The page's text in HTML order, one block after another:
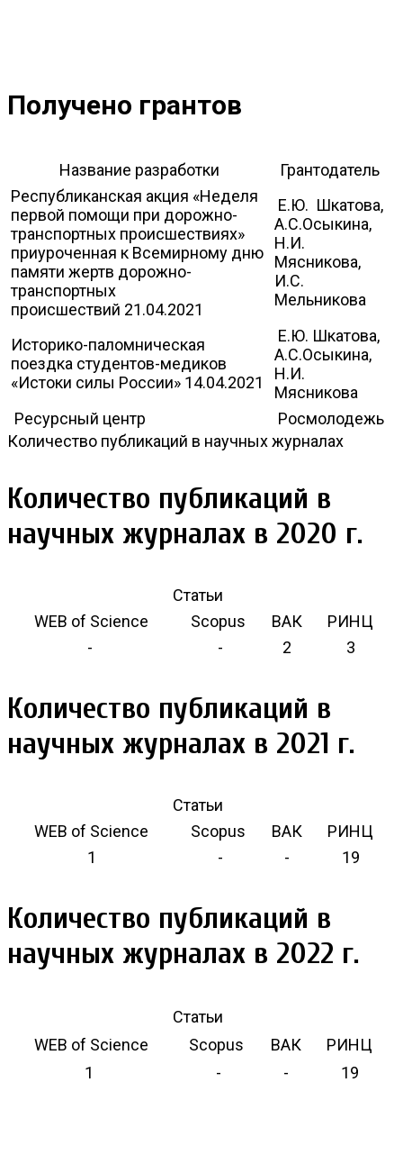
Получено грантов
Название разработки
Грантодатель
Республиканская акция «Неделя
первой помощи при дорожно-
транспортных происшествиях»
приуроченная к Всемирному дню
памяти жертв дорожно-
транспортных
происшествий 21.04.2021
Е.Ю. Шкатова,
А.С.Осыкина,
Н.И.
Мясникова,
И.С.
Мельникова
Историко-паломническая
поездка студентов-медиков
«Истоки силы России» 14.04.2021
Е.Ю. Шкатова,
А.С.Осыкина,
Н.И.
Мясникова
Ресурсный центр
Росмолодежь
Количество публикаций в научных журналах
Количество публикаций в
научных журналах в 2020 г.
Статьи
WEB of Science
Scopus ВАК
РИНЦ
-
- 2 3
Количество публикаций в
научных журналах в 2021 г.
Статьи
WEB of Science
Scopus ВАК
РИНЦ
1
- - 19
Количество публикаций в
научных журналах в 2022 г.
Статьи
WEB of Science
Scopus ВАК
РИНЦ
1
- - 19